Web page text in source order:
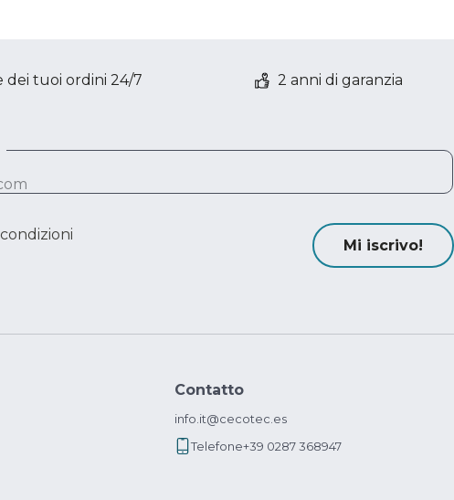
dei tuoi ordini 24/7 2 anni di garanzia
Mi iscrivo!
Contatto
info.it@cecotec.es
Telefone+39 0287 368947